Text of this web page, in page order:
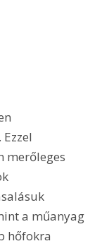
merőleges
a műanyag
hőfokra